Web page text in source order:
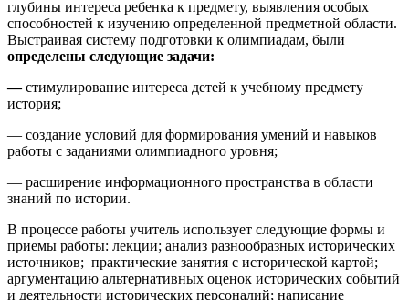
глубины интереса ребенка к предмету, выявления особых
способностей к изучению определенной предметной области.
Выстраивая систему подготовки к олимпиадам, были
определены следующие задачи:
—стимулирование интереса детей к учебному предмету
история;
— создание условий для формирования умений и навыков
работы с заданиями олимпиадного уровня;
— расширение информационного пространства в области
знаний по истории.
В процессе работы учитель использует следующие формы и
приемы работы: лекции; анализ разнообразных исторических
источников; практические занятия с исторической картой;
аргументацию альтернативных оценок исторических событий
и деятельности исторических персоналий; написание